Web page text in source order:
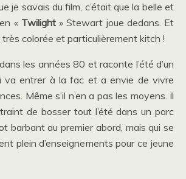
je savais du film, c’était que la belle et
« Twilight» Stewart joue dedans. Et
très colorée et particulièrement kitch !
les années 80 et raconte l’été d’un
va entrer à la fac et a envie de vivre
Même s’il n’en a pas les moyens. Il
de bosser tout l’été dans un parc
barbant au premier abord, mais qui se
plein d’enseignements pour ce jeune